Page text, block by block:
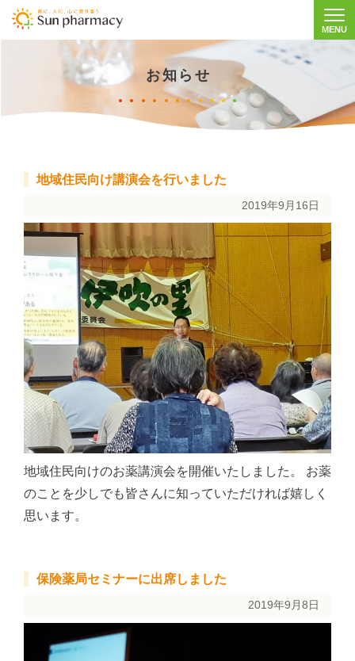
MENU
お知らせ
地域住民向け講演会を行いました
2019年9月16日
地域住民向けのお薬講演会を開催いたしました。 お薬
のことを少しでも皆さんに知っていただければ嬉しく
思います。
保険薬局セミナーに出席しました
2019年9月8日